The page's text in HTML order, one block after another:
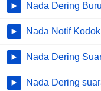
Nada Dering
Nada Notif Kodok
Nada Dering
Nada Dering